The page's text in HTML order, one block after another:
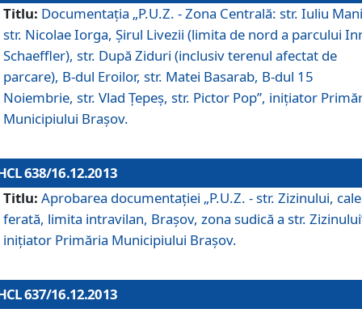
Titlu: Documentaţia „P.U.Z. - Zona Centrală: str. Iuliu
str. Nicolae Iorga, Şirul Livezii (limita de nord a parcului
Schaeffler), str. După Ziduri (inclusiv terenul afectat de
parcare), B-dul Eroilor, str. Matei Basarab, B-dul 15
Noiembrie, str. Vlad Ţepeş, str. Pictor Pop”, iniţiator
Municipiului Braşov.
638/16.12.2013
Titlu: Aprobarea documentaţiei „P.U.Z. - str. Zizinului,
ferată, limita intravilan, Braşov, zona sudică a str.
iniţiator Primăria Municipiului Braşov.
637/16.12.2013